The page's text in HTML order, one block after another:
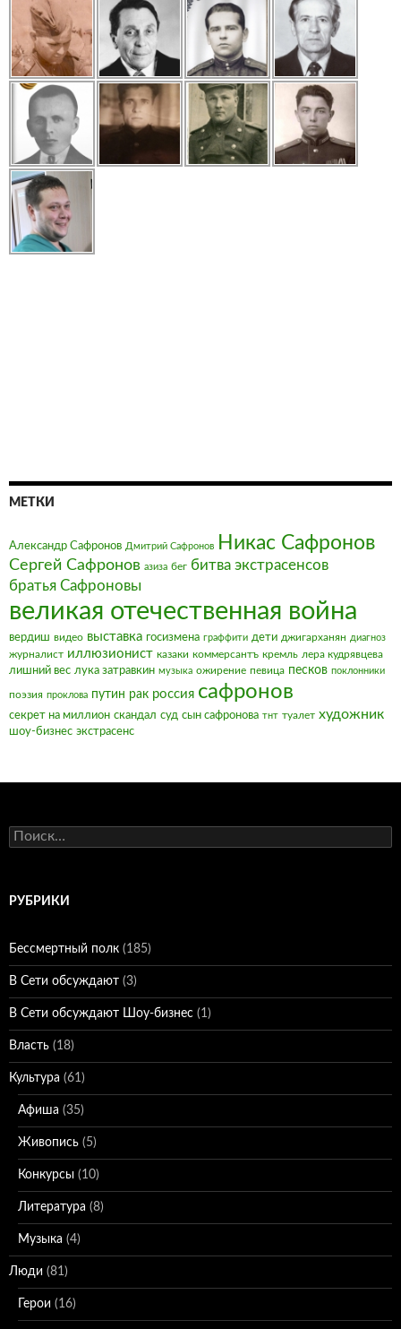
МЕТКИ
Александр Сафронов Дмитрий Сафронов Никас Сафронов
Сергей Сафронов азиза бег битва экстрасенсов
братья Сафроновы
великая отечественная война
вердиш видео выставка госизмена граффити дети джигарханян диагноз
журналист иллюзионист казаки коммерсантъ кремль лера кудрявцева
лишний вес лука затравкин музыка ожирение певица песков поклонники
поэзия проклова путин рак россия сафронов
секрет на миллион скандал суд сын сафронова тнт туалет художник
шоу-бизнес экстрасенс
Найти:
РУБРИКИ
Бессмертный полк (185)
В Сети обсуждают (3)
В Сети обсуждают Шоу-бизнес (1)
Власть (18)
Культура (61)
Афиша (35)
Живопись (5)
Конкурсы (10)
Литература (8)
Музыка (4)
Люди (81)
Герои (16)